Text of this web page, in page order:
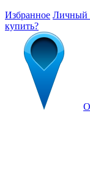
Избранное Личный
купить?